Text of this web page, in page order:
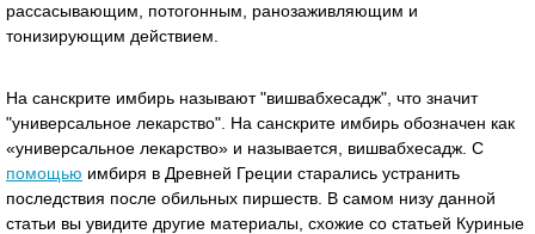
рассасывающим, потогонным, ранозаживляющим и
тонизирующим действием.
На санскрите имбирь называют "вишвабхесадж", что значит
"универсальное лекарство". На санскрите имбирь обозначен как
«универсальное лекарство» и называется, вишвабхесадж. С
помощью имбиря в Древней Греции старались устранить
последствия после обильных пиршеств. В самом низу данной
статьи вы увидите другие материалы, схожие со статьей Куриные